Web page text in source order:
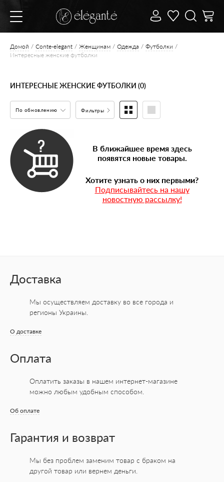
Домой Conte-elegant Женщинам Одежда
Футболки
Интересные женские футболки
ИНТЕРЕСНЫЕ ЖЕНСКИЕ ФУТБОЛКИ (0)
По обновлению Фильтры
В ближайшее время здесь
появятся новые товары.
Хотите узнать о них первыми?
Подписывайтесь на нашу
новостную рассылку!
Доставка
Мы осуществляем доставку во все города и
регионы Украины.
О доставке
Оплата
Оплатить заказы в нашем интернет-магазине
можно любым удобным способом.
Об оплате
Гарантия и возврат
Мы без проблем заменим товар с браком на
другой товар или вернем деньги.